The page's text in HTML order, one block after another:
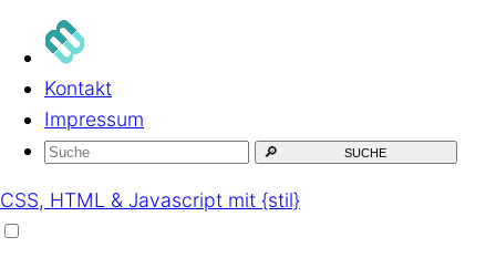
Kontakt
Impressum
🔎 SUCHE
CSS, HTML & Javascript mit {stil}